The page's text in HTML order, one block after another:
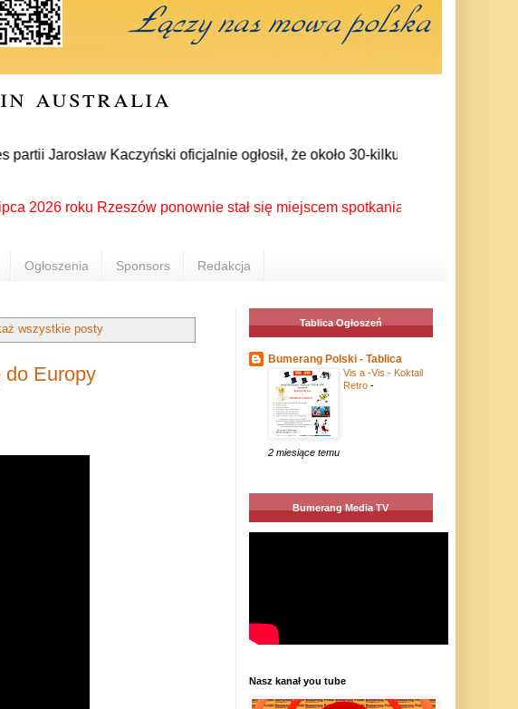
australia
Jarosław Kaczyński oficjalnie ogłosił, że około 30-kilku posłów
2026 roku Rzeszów ponownie stał się miejscem spotkania Polonii z
Ogłoszenia Sponsors Redakcja
wszystkie posty
do Europy
Tablica Ogłoszeń
Bumerang Polski - Tablica
Vis a -Vis - Koktail
Retro -
2 miesiące temu
Bumerang Media TV
Nasz kanał you tube